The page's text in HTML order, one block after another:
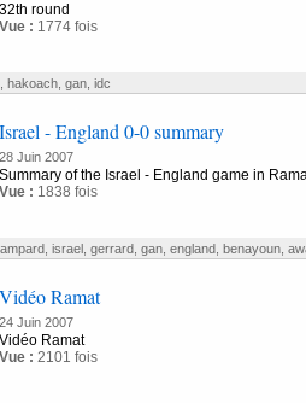
32th round
Vue : 1774 fois
hakoach, gan, idc
Israel - England 0-0 summary
28 Juin 2007
Summary of the Israel - England game in
Vue : 1838 fois
, israel, gerrard, gan, england, benayoun,
Vidéo Ramat
24 Juin 2007
Vidéo Ramat
Vue : 2101 fois